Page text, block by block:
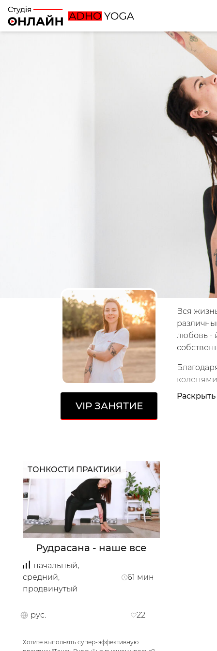
VIP ЗАНЯТИЕ
Вся
любовь -
простуд
Раскрыть
ТОНКОСТИ ПРАКТИКИ
Рудрасана - наше все
начальный,
средний,
продвинутый
61 мин
22
рус.
Хотите выполнять супер-эффективную